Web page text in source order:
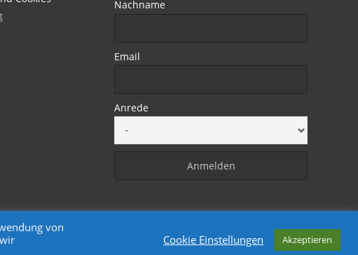
Nachname
Email
Anrede
Powered by WordPress, Designed byDavide.de
von
Cookie Einstellungen Akzeptieren